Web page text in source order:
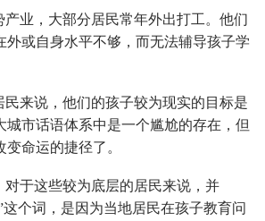
产业，大部分居民常年外出打工。他们
外或自身水平不够，而无法辅导孩子学
民来说，他们的孩子较为现实的目标是
城市话语体系中是一个尴尬的存在，但
命运的捷径了。
对于这些较为底层的居民来说，并
这个词，是因为当地居民在孩子教育问